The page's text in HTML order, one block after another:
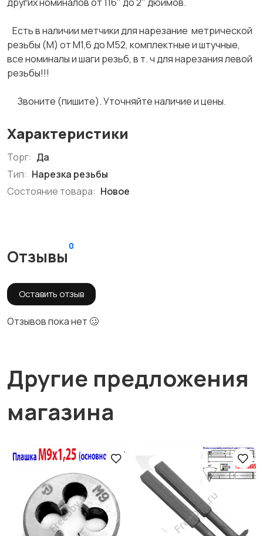
Есть в наличии метчики для нарезание метрической
резьбы (М) от М1,6 до М52, комплектные и штучные,
все номиналы и шаги резьб, в т. ч для нарезания левой
резьбы!!!
Звоните (пишите). Уточняйте наличие и цены.
Характеристики
Торг: Да
Тип: Нарезка резьбы
Состояние товара: Новое
Отзывы
0
Оставить отзыв
Отзывов пока нет 🥴
Другие предложения
магазина